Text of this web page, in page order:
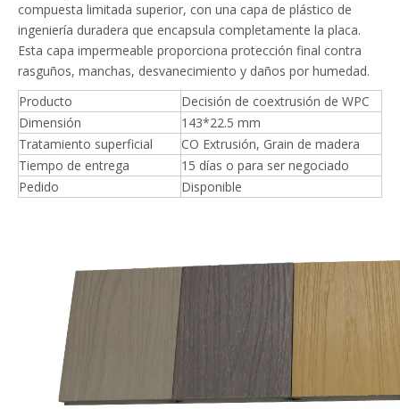
compuesta limitada superior, con una capa de plástico de
ingeniería duradera que encapsula completamente la placa.
Esta capa impermeable proporciona protección final contra
rasguños, manchas, desvanecimiento y daños por humedad.
Producto
Decisión de coextrusión de WPC
Dimensión
143*22.5 mm
Tratamiento superficial
CO Extrusión, Grain de madera
Tiempo de entrega
15 días o para ser negociado
Pedido
Disponible